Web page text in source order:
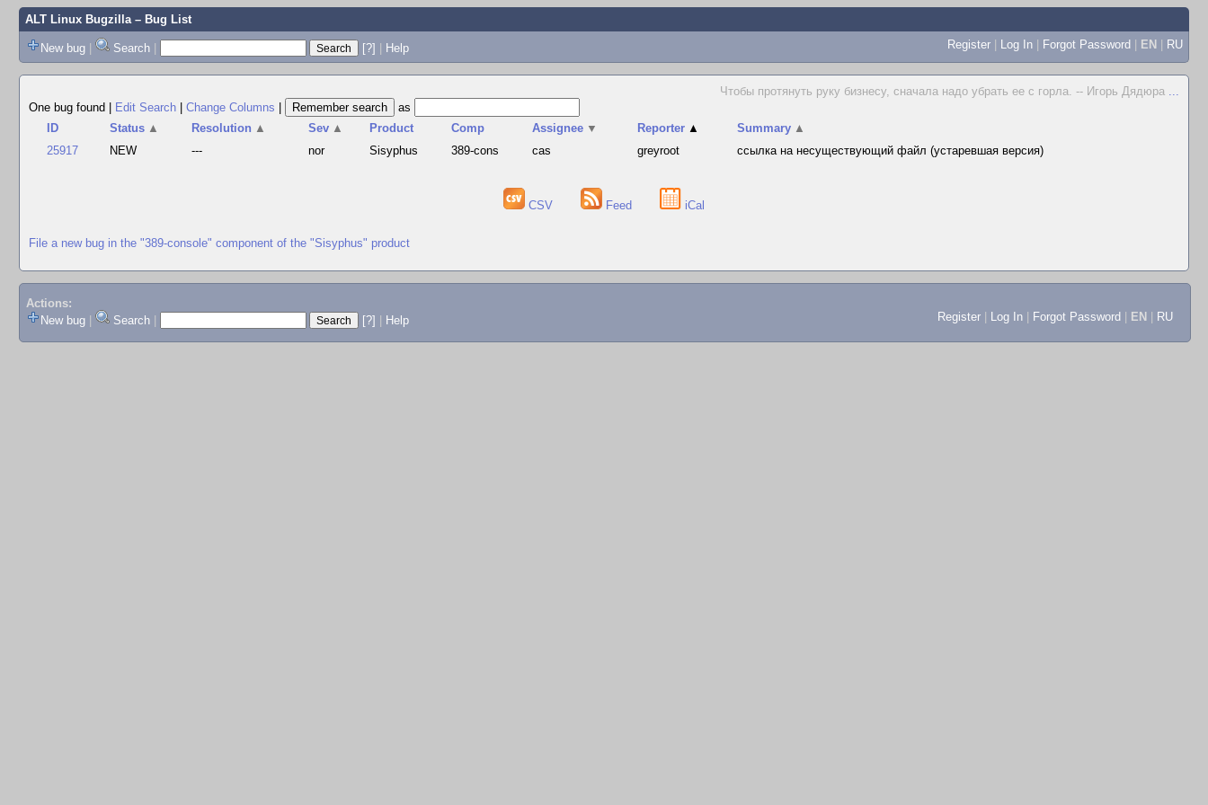
ALT Linux Bugzilla– Bug List
New bug | Search | [?] | Help Register | Log In | Forgot Password | EN | RU
Чтобы протянуть руку бизнесу, сначала надо убрать ее с горла. -- Игорь Дядюра ...
One bug found
Edit Search Change Columns
as
ID
Status ▲ Resolution ▲ Sev ▲ Product Comp Assignee ▼ Reporter ▲ Summary ▲
25917
NEW --- nor Sisyphus 389-cons cas greyroot ссылка на несуществующий файл (устаревшая версия)
CSV Feed iCal
File a new bug in the "389-console" component of the "Sisyphus" product
Actions:
New bug
Search [?] Help Register Log In Forgot Password EN RU